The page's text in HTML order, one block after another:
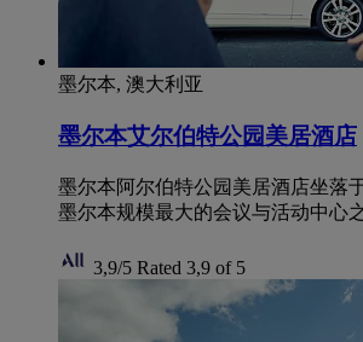
墨尔本, 澳大利亚
墨尔本艾尔伯特公园美居酒店
墨尔本阿尔伯特公园美居酒店坐落
墨尔本规模最大的会议与活动中心
3,9/5 Rated 3,9 of 5